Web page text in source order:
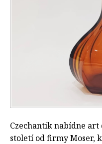
Czechantik nabídne art
století od firmy Moser,